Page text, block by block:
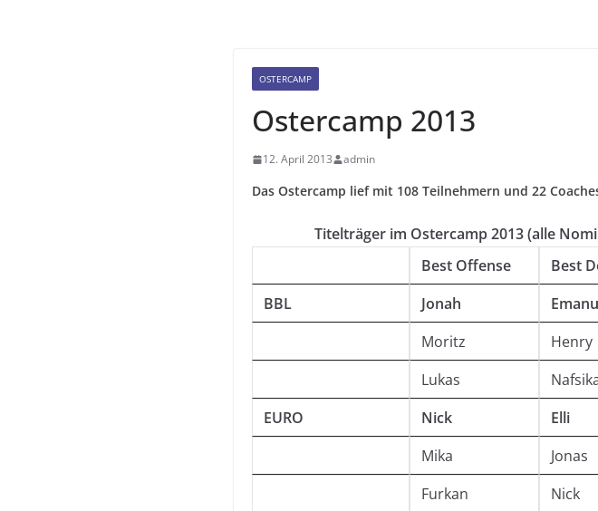
OSTERCAMP
Ostercamp 2013
12. April 2013 admin
Das Ostercamp lief mit 108 Teilnehmern und 22
Titelträger im Ostercamp 2013 (alle
Best Offense
Best
BBL
Jonah
Moritz
Henry
Lukas
EURO
Nick Elli
Mika
Jonas
Furkan
Nick